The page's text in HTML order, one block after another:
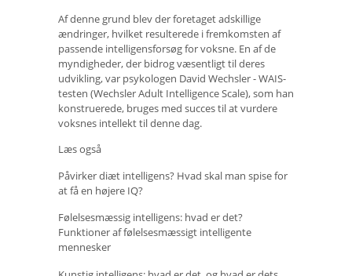
Af denne grund blev der foretaget adskillige
ændringer, hvilket resulterede i fremkomsten af ​​
passende intelligensforsøg for voksne. En af de
myndigheder, der bidrog væsentligt til deres
udvikling, var psykologen David Wechsler - WAIS-
testen (Wechsler Adult Intelligence Scale), som han
konstruerede, bruges med succes til at vurdere
voksnes intellekt til denne dag.
Læs også
Påvirker diæt intelligens? Hvad skal man spise for
at få en højere IQ?
Følelsesmæssig intelligens: hvad er det?
Funktioner af følelsesmæssigt intelligente
mennesker